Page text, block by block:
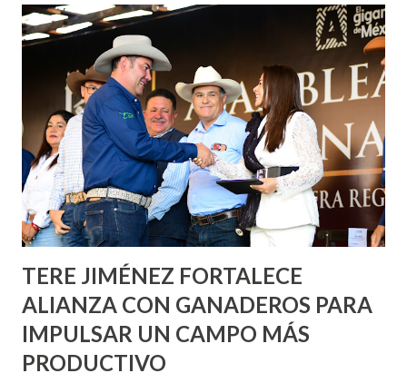
Corazón Urbano y el Municipio capital. Leo Montañez
informó que en este programa se usarán cerca de 90 mil
metros cuadrados de pintura, para dar inicio en la calle
Nieto, entre Jesús F. Elizondo y la calle 22 de Octubre, con
lo que se aplicará pintura en 66 casas. Posteriormente se
llevará este programa a Villas de Nuestra Señora de la
Asunción, Avenida Alameda y Decreto 27 de Septiembre, en
los edificios FOVISSSTE Ojo de Agua, en la comunidad
Norias de Paso Hondo y en los edificios de...
TERE JIMÉNEZ FORTALECE
ALIANZA CON GANADEROS PARA
IMPULSAR UN CAMPO MÁS
PRODUCTIVO